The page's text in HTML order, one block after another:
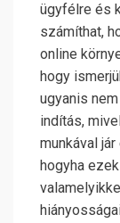
ügyfélre és
számíthat,
online
hogy
ugyanis
indítás,
munkával
hogyha